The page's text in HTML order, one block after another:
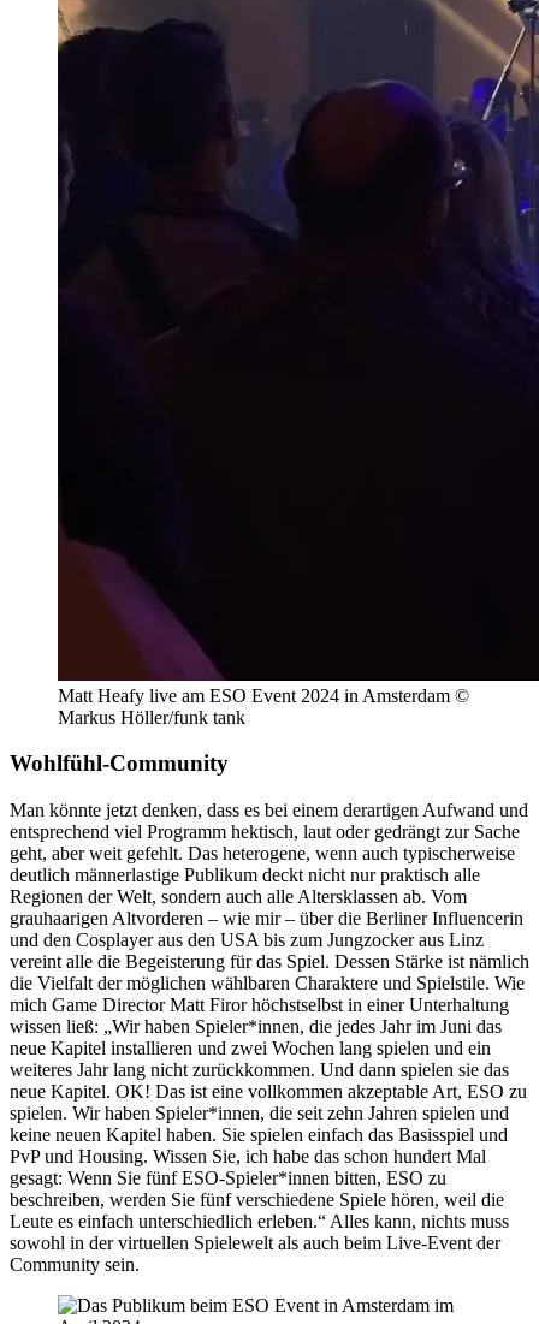
Matt Heafy live am ESO Event 2024 in Amsterdam ©
Markus Höller/funk tank
Wohlfühl-Community
Man könnte jetzt denken, dass es bei einem derartigen Aufwand und
entsprechend viel Programm hektisch, laut oder gedrängt zur Sache
geht, aber weit gefehlt. Das heterogene, wenn auch typischerweise
deutlich männerlastige Publikum deckt nicht nur praktisch alle
Regionen der Welt, sondern auch alle Altersklassen ab. Vom
grauhaarigen Altvorderen – wie mir – über die Berliner Influencerin
und den Cosplayer aus den USA bis zum Jungzocker aus Linz
vereint alle die Begeisterung für das Spiel. Dessen Stärke ist nämlich
die Vielfalt der möglichen wählbaren Charaktere und Spielstile. Wie
mich Game Director Matt Firor höchstselbst in einer Unterhaltung
wissen ließ: „Wir haben Spieler*innen, die jedes Jahr im Juni das
neue Kapitel installieren und zwei Wochen lang spielen und ein
weiteres Jahr lang nicht zurückkommen. Und dann spielen sie das
neue Kapitel. OK! Das ist eine vollkommen akzeptable Art, ESO zu
spielen. Wir haben Spieler*innen, die seit zehn Jahren spielen und
keine neuen Kapitel haben. Sie spielen einfach das Basisspiel und
PvP und Housing. Wissen Sie, ich habe das schon hundert Mal
gesagt: Wenn Sie fünf ESO-Spieler*innen bitten, ESO zu
beschreiben, werden Sie fünf verschiedene Spiele hören, weil die
Leute es einfach unterschiedlich erleben.“ Alles kann, nichts muss
sowohl in der virtuellen Spielewelt als auch beim Live-Event der
Community sein.